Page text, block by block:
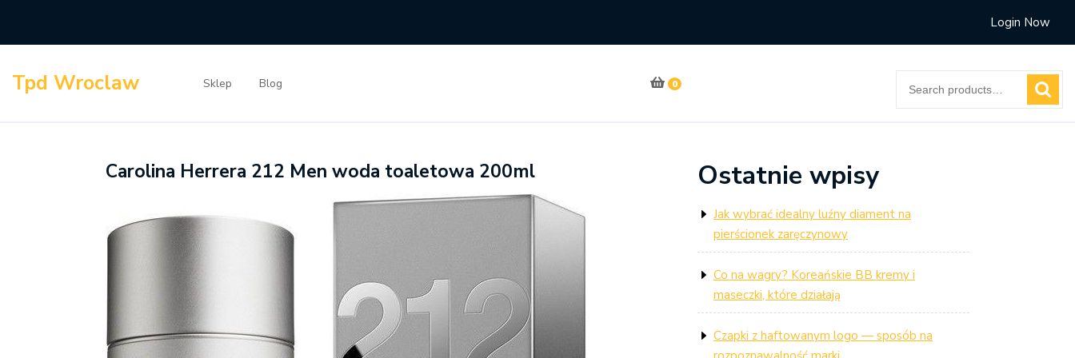
content
Login Now
Tpd Wroclaw Sklep Blog 0
for:
Carolina Herrera 212 Men woda toaletowa 200ml Ostatnie wpisy
Jak wybrać idealny luźny diament na
pierścionek zaręczynowy
Co na wagry? Koreańskie BB kremy i
maseczki, które działają
Czapki z haftowanym logo — sposób na